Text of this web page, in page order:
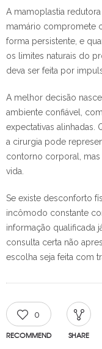
A mamoplastia
mamário compromete
forma persistente, e
os limites naturais do
deva ser feita por
A melhor decisão
ambiente confiável,
expectativas alinhadas.
a cirurgia pode
contorno corporal,
vida.
Se existe desconforto
incômodo constante
informação qualificada
consulta certa não
escolha seja feita com
0
RECOMMEND SHARE